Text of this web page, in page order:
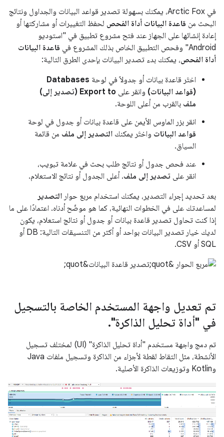
في Arctic Fox، يمكنك بسهولة تصدير قواعد البيانات والجداول ونتائج
البحث من قاعدة البيانات أداة الفحص لحفظ التغييرات أو مشاركتها أو
إعادة إنشائها على الجهاز عند فتح مشروع تطبيق في "استوديو
Android" وفحص التطبيق الخاص بذلك المشروع في
قاعدة البيانات
أداة الفحص، يمكنك بدء تصدير البيانات بإحدى الطرق التالية:
اختَر قاعدة بيانات أو جدولاً في لوحة Databases
(قواعد البيانات) وانقر على
Export to (تصدير إلى)
ملف بالقرب من أعلى اللوحة.
انقر بزر الماوس الأيمن على قاعدة بيانات أو جدول في لوحة
قواعد البيانات واختَر يمكنك التصدير إلى ملف من قائمة
السياق.
عند فحص جدول أو نتائج طلب بحث في علامة تبويب،
انقر على تصدير إلى ملف. أعلى الجدول أو نتائج الاستعلام.
بعد تحديد إجراء التصدير، يمكنك استخدام مربع حوار التصدير
لمساعدتك على في الخطوات النهائية، كما هو موضّح أدناه. اعتمادًا على ما
إذا كنت تحاول تصدير قاعدة بيانات أو جدول أو نتائج استعلام، يكون
لديك خيار تصدير البيانات بواحد أو أكثر من التنسيقات التالية: DB أو
SQL أو CSV.
تم تعديل واجهة المستخدم الخاصة بالتسجيل
في "أداة تحليل الذاكرة".
تم دمج واجهة مستخدم "أداة تحليل الذاكرة" (UI) لمختلف تسجيل
الأنشطة، مثل التقاط لقطة لأجزاء من الذاكرة وتسجيل ملفات Java
وKotlin وتوزيعات الذاكرة الأصلية.